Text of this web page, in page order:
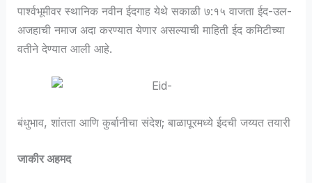
पार्श्वभूमीवर स्थानिक नवीन ईदगाह येथे सकाळी ७:१५ वाजता ईद-उल-
अजहाची नमाज अदा करण्यात येणार असल्याची माहिती ईद कमिटीच्या
वतीने देण्यात आली आहे.
बंधुभाव, शांतता आणि कुर्बानीचा संदेश; बाळापूरमध्ये ईदची जय्यत तयारी
जाकीर अहमद